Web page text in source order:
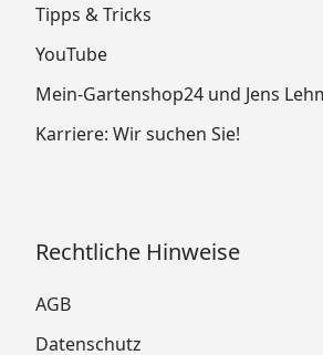
Tipps & Tricks
YouTube
Mein-Gartenshop24 und Jens
Karriere: Wir suchen Sie!
Rechtliche Hinweise
AGB
Datenschutz